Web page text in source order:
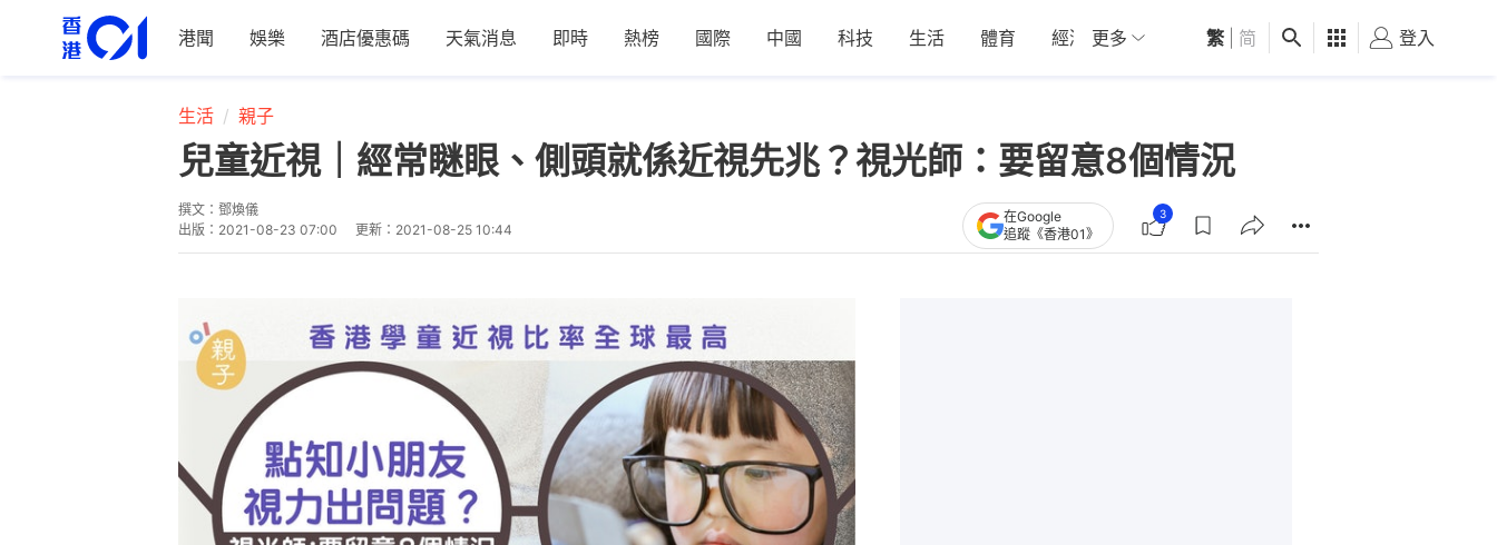
港聞 娛樂 酒店優惠碼 天氣消息 即時 熱榜 國際 中國 科技 生活 體育 經濟 01深圳 觀點 健康 好食玩飛
更多 繁 简 登入
生活 親子
兒童近視｜經常瞇眼、側頭就係近視先兆？視光師：要留意8個情況
撰文： 鄧煥儀
出版： 2021-08-23 07:00 更新： 2021-08-25 10:44
在Google
追蹤《香港01》
3